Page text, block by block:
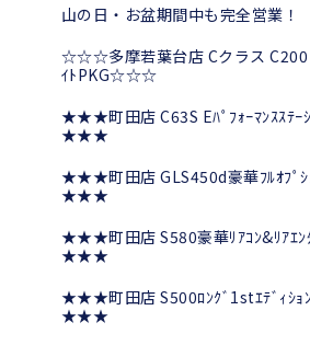
山の日・お盆期間中も完全営業！
☆☆☆多摩若葉台店 Cクラス
ｲﾄPKG☆☆☆
★★★町田店 C63S Eﾊﾟﾌｫｰﾏﾝｽｽﾃｰ
★★★
★★★町田店 GLS450d豪華ﾌﾙｵﾌﾟｼ
★★★
★★★町田店 S580豪華ﾘｱｺﾝ&ﾘｱｴﾝ
★★★
★★★町田店 S500ﾛﾝｸﾞ1stｴﾃﾞｨｼｮ
★★★